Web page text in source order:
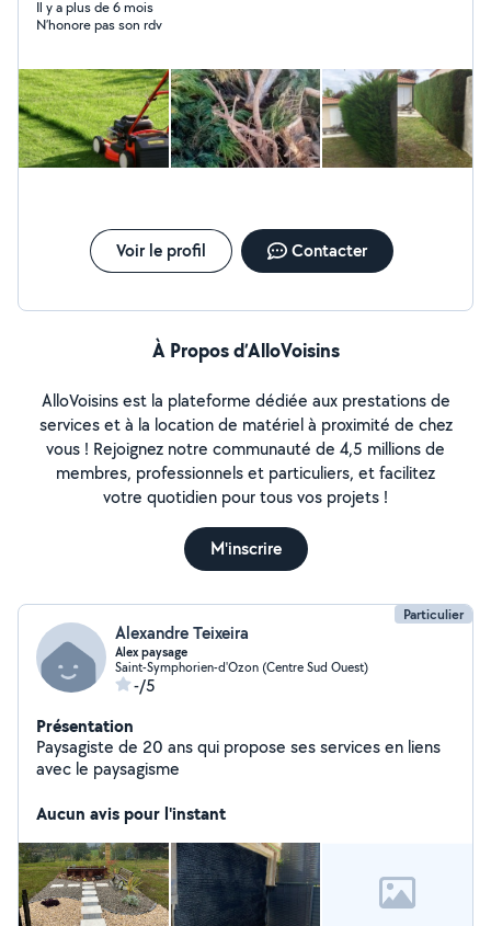
rénovation de bandeau et planche de rive etc... Travail
Il y a plus de 6 mois
N’honore pas son rdv
Voir le profil Contacter
À Propos d’AlloVoisins
AlloVoisins est la plateforme dédiée aux prestations de
services et à la location de matériel à proximité de chez
vous ! Rejoignez notre communauté de 4,5 millions de
membres, professionnels et particuliers, et facilitez
votre quotidien pour tous vos projets !
M'inscrire
Particulier
Alexandre Teixeira
Alex paysage
Saint-Symphorien-d'Ozon (Centre Sud Ouest)
-/5
Présentation
Paysagiste de 20 ans qui propose ses services en liens
avec le paysagisme
Aucun avis pour l'instant